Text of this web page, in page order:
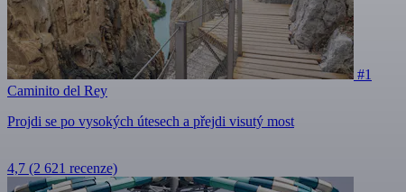
#1
Caminito del Rey
Projdi se po vysokých útesech a přejdi visutý most
4,7 (2 621 recenze)